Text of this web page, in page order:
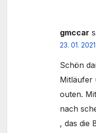
gmccar
23. 01.
Schön
Mitläufer
outen.
nach
, das die